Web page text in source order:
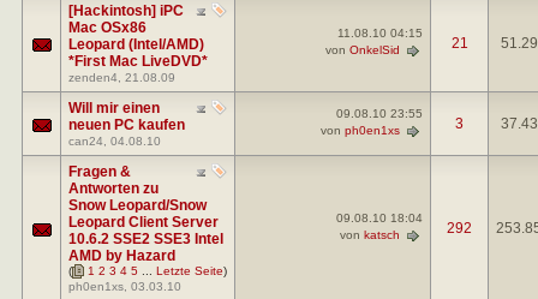
[Hackintosh] iPC
Mac OSx86
Leopard (Intel/AMD)
*First Mac LiveDVD*
zenden4 , 21.08.09
11.08.10 04:15
von OnkelSid 21
Will mir einen
neuen PC kaufen
can24 , 04.08.10
09.08.10 23:55
von ph0en1xs 3
Fragen &
Antworten zu
Snow Leopard/Snow
Leopard Client Server
10.6.2 SSE2 SSE3 Intel
AMD by Hazard
( 1 2 3 4 5 Letzte Seite)
ph0en1xs , 03.03.10
09.08.10 18:04
von katsch 292